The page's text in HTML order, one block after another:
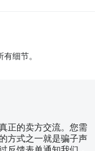
细节。
正的卖方交流。您需
方式之一就是骗子声